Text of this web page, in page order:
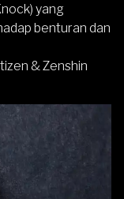
yang
benturan dan
& Zenshin